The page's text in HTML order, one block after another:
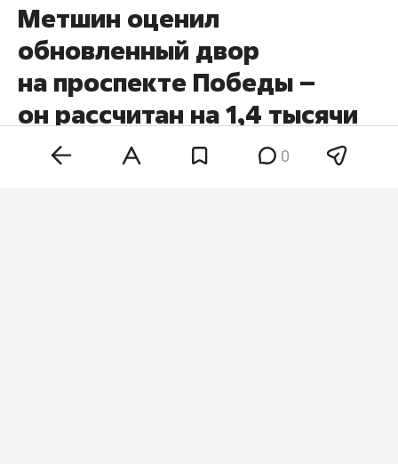
Метшин оценил
обновленный двор
на проспекте Победы –
он рассчитан на 1,4 тысячи
казанцев
0